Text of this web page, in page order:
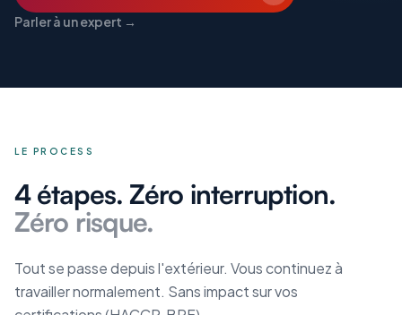
Parler à un expert →
LE PROCESS
4 étapes. Zéro interruption.
Zéro risque.
Tout se passe depuis l'extérieur. Vous continuez à
travailler normalement. Sans impact sur vos